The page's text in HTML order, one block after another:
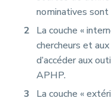
nominatives
La couche «
chercheurs et
d’accéder aux
APHP.
La couche «